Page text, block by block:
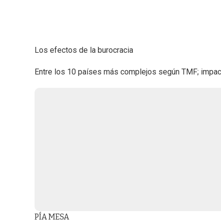
Los efectos de la burocracia
Entre los 10 países más complejos según TMF;
PÍA MESA